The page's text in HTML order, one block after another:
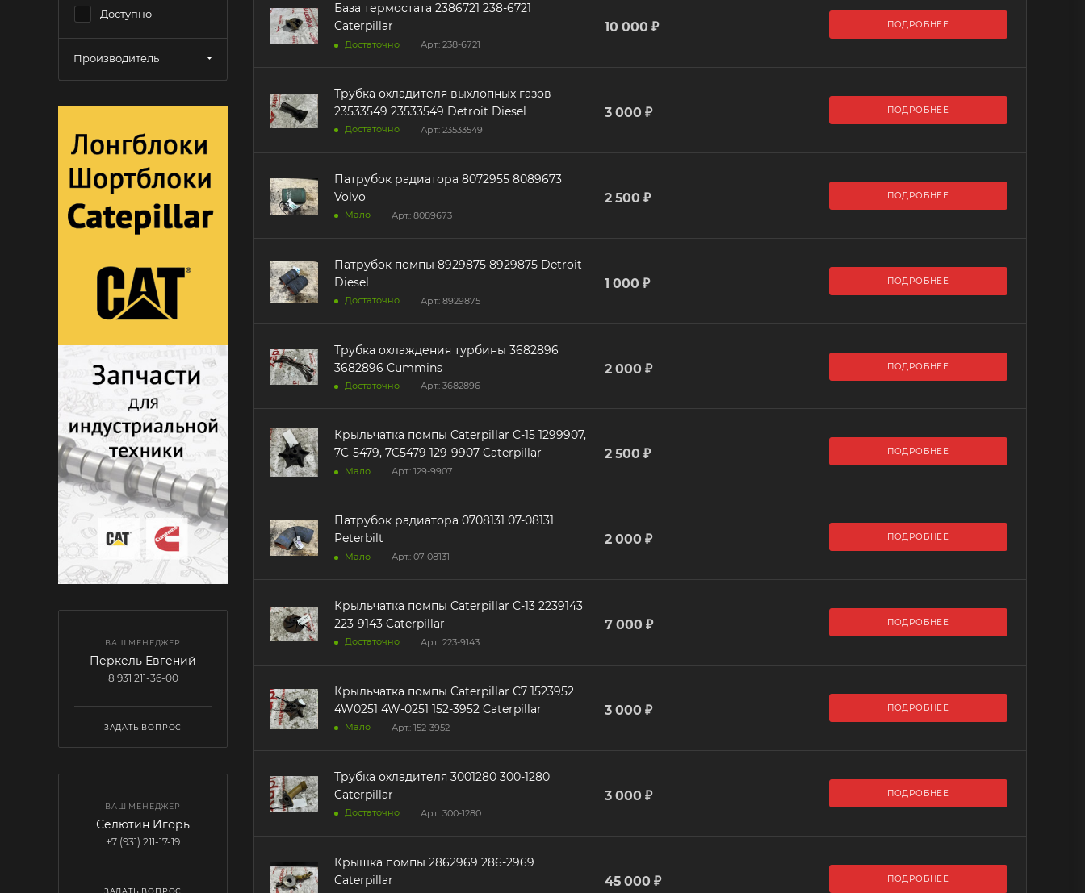
База термостата 2386721 238-6721
Caterpillar
Достаточно Арт.: 238-6721
10 000 ₽ ПОДРОБНЕЕ
Трубка охладителя выхлопных газов
23533549 23533549 Detroit Diesel
Достаточно Арт.: 23533549
3 000 ₽ ПОДРОБНЕЕ
Патрубок радиатора 8072955 8089673
Volvo
Мало Арт.: 8089673
2 500 ₽ ПОДРОБНЕЕ
Патрубок помпы 8929875 8929875 Detroit
Diesel
Достаточно Арт.: 8929875
1 000 ₽ ПОДРОБНЕЕ
Трубка охлаждения турбины 3682896
3682896 Cummins
Достаточно Арт.: 3682896
2 000 ₽ ПОДРОБНЕЕ
Крыльчатка помпы Caterpillar C-15 1299907,
7C-5479, 7C5479 129-9907 Caterpillar
Мало Арт.: 129-9907
2 500 ₽ ПОДРОБНЕЕ
Патрубок радиатора 0708131 07-08131
Peterbilt
Мало Арт.: 07-08131
2 000 ₽ ПОДРОБНЕЕ
Крыльчатка помпы Caterpillar C-13 2239143
223-9143 Caterpillar
Достаточно Арт.: 223-9143
7 000 ₽ ПОДРОБНЕЕ
Крыльчатка помпы Caterpillar С7 1523952
4W0251 4W-0251 152-3952 Caterpillar
Мало Арт.: 152-3952
3 000 ₽ ПОДРОБНЕЕ
Трубка охладителя 3001280 300-1280
Caterpillar
Достаточно Арт.: 300-1280
3 000 ₽ ПОДРОБНЕЕ
Крышка помпы 2862969 286-2969
Caterpillar
45 000 ₽ ПОДРОБНЕЕ
Доступно
Производитель
ВАШ МЕНЕДЖЕР
Перкель Евгений
8 931 211-36-00
ЗАДАТЬ ВОПРОС
ВАШ МЕНЕДЖЕР
Селютин Игорь
+7 (931) 211-17-19
ЗАДАТЬ ВОПРОС